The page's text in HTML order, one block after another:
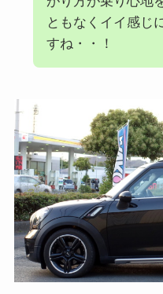
ともなくイイ感じ
すね・・！